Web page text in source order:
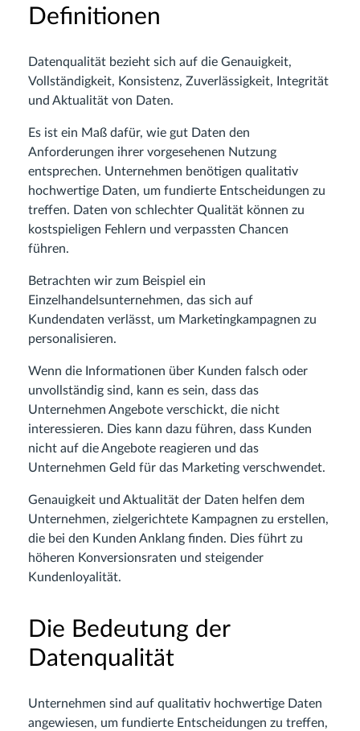
Definitionen
Datenqualität bezieht sich auf die Genauigkeit,
Vollständigkeit, Konsistenz, Zuverlässigkeit, Integrität
und Aktualität von Daten.
Es ist ein Maß dafür, wie gut Daten den
Anforderungen ihrer vorgesehenen Nutzung
entsprechen. Unternehmen benötigen qualitativ
hochwertige Daten, um fundierte Entscheidungen zu
treffen. Daten von schlechter Qualität können zu
kostspieligen Fehlern und verpassten Chancen
führen.
Betrachten wir zum Beispiel ein
Einzelhandelsunternehmen, das sich auf
Kundendaten verlässt, um Marketingkampagnen zu
personalisieren.
Wenn die Informationen über Kunden falsch oder
unvollständig sind, kann es sein, dass das
Unternehmen Angebote verschickt, die nicht
interessieren. Dies kann dazu führen, dass Kunden
nicht auf die Angebote reagieren und das
Unternehmen Geld für das Marketing verschwendet.
Genauigkeit und Aktualität der Daten helfen dem
Unternehmen, zielgerichtete Kampagnen zu erstellen,
die bei den Kunden Anklang finden. Dies führt zu
höheren Konversionsraten und steigender
Kundenloyalität.
Die Bedeutung der
Datenqualität
Unternehmen sind auf qualitativ hochwertige Daten
angewiesen, um fundierte Entscheidungen zu treffen,